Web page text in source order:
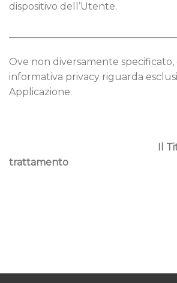
dispositivo dell’Utente.
Ove non diversamente specificato,
informativa privacy riguarda
Applicazione.
Il Titolare
trattamento
Similea